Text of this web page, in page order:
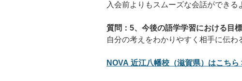
入会前よりもスムーズな会話ができる
質問：5、今後の語学学習における目
自分の考えをわかりやすく相手に伝わ
NOVA 近江八幡校（滋賀県）はこちら